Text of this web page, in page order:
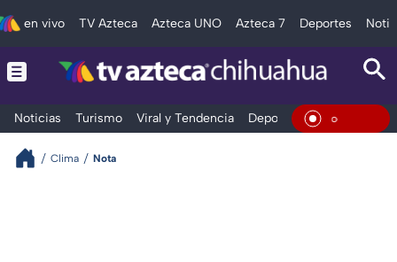
en vivo TV Azteca Azteca UNO Azteca 7 Deportes
Noticias Turismo Viral y Tendencia Deportes Espectáculos
En Vivo
Clima Nota